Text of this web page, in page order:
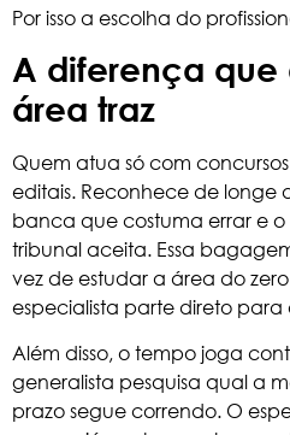
Por isso a escolha do
A diferença
área traz
Quem atua só com
editais. Reconhece de longe
banca que costuma errar e
tribunal aceita. Essa
vez de estudar a área do
especialista parte direto
Além disso, o tempo joga
generalista pesquisa qual a
prazo segue correndo. O